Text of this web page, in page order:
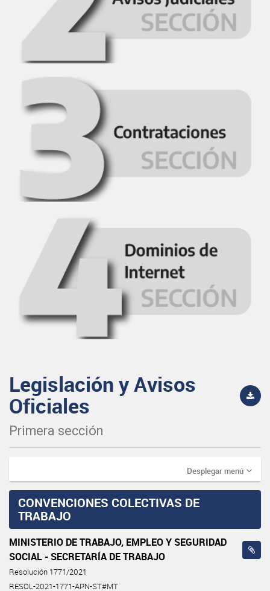
Legislación y Avisos
Oficiales
Primera sección
Desplegar menú
CONVENCIONES COLECTIVAS DE
TRABAJO
MINISTERIO DE TRABAJO, EMPLEO Y SEGURIDAD
SOCIAL - SECRETARÍA DE TRABAJO
Resolución 1771/2021
RESOL-2021-1771-APN-ST#MT